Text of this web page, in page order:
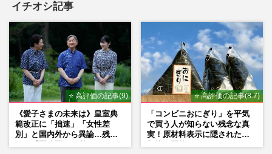
イチオシ記事
⭐ 高評価の記事(9)
《愛子さまの未来は》皇室典
範改正に「拙速」「女性差
別」と国内外から異論…残さ
⭐ 高評価の記事(8.7)
「コンビニおにぎり」を平気
で買う人が知らない残念な真
実！原材料表示に隠された添